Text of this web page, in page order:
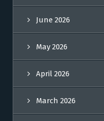
June 2026
May 2026
April 2026
March 2026